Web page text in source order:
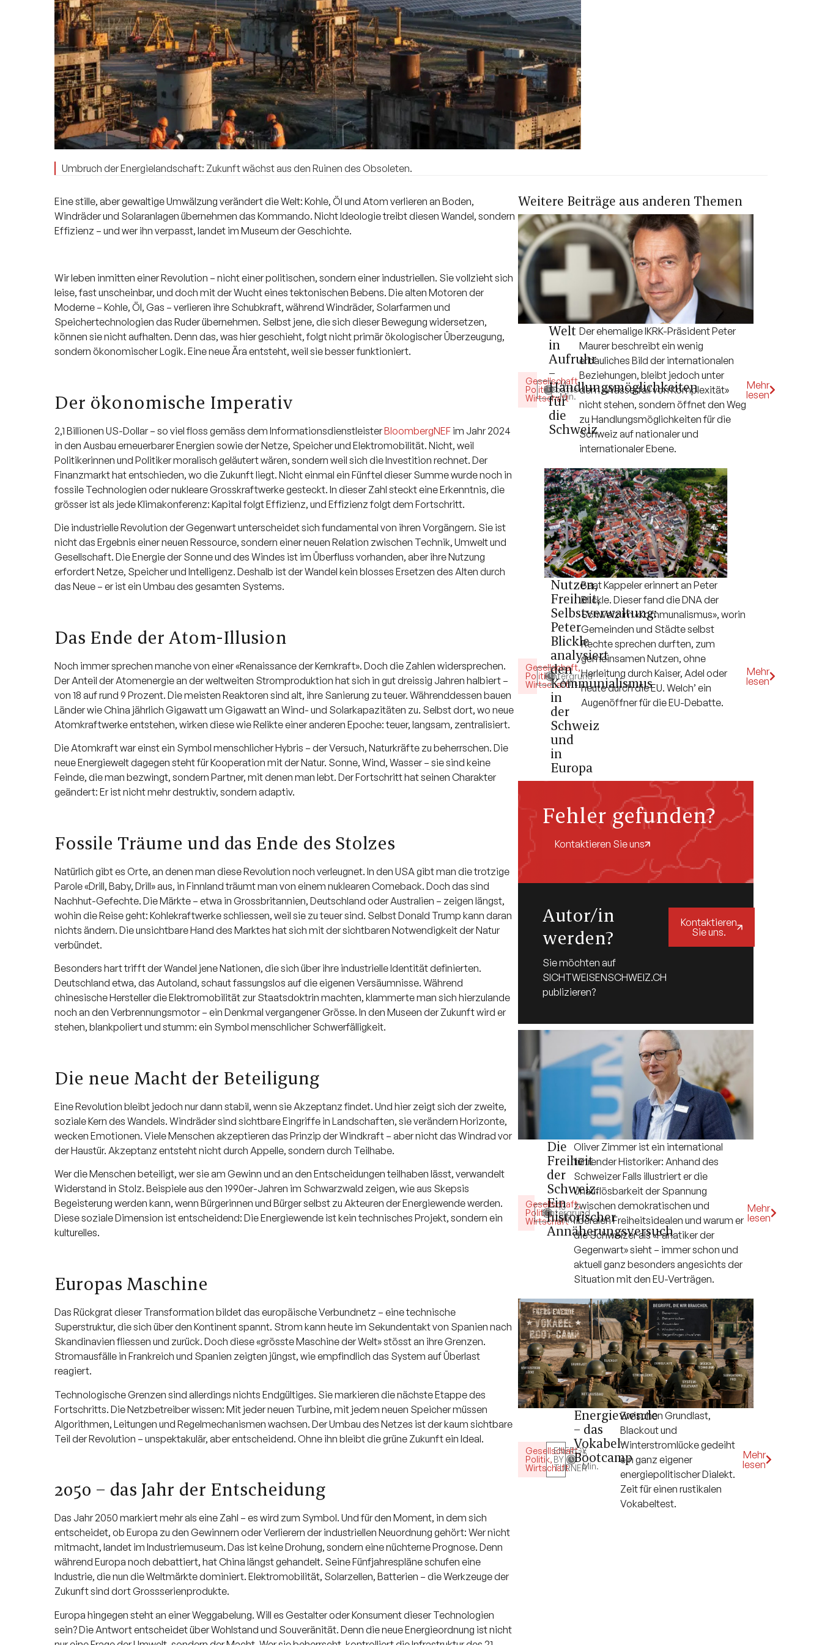
Umbruch der Energielandschaft: Zukunft wächst aus den Ruinen des Obsoleten.
Eine stille, aber gewaltige Umwälzung verändert die Welt: Kohle, Öl und Atom verlieren an Boden,
Windräder und Solaranlagen übernehmen das Kommando. Nicht Ideologie treibt diesen Wandel, sondern
Effizienz – und wer ihn verpasst, landet im Museum der Geschichte.
Wir leben inmitten einer Revolution – nicht einer politischen, sondern einer industriellen. Sie vollzieht sich
leise, fast unscheinbar, und doch mit der Wucht eines tektonischen Bebens. Die alten Motoren der
Moderne – Kohle, Öl, Gas – verlieren ihre Schubkraft, während Windräder, Solarfarmen und
Speichertechnologien das Ruder übernehmen. Selbst jene, die sich dieser Bewegung widersetzen,
können sie nicht aufhalten. Denn das, was hier geschieht, folgt nicht primär ökologischer Überzeugung,
sondern ökonomischer Logik. Eine neue Ära entsteht, weil sie besser funktioniert.
Der ökonomische Imperativ
2,1 Billionen US-Dollar – so viel floss gemäss dem InformationsdienstleisterBloombergNEF im Jahr 2024
in den Ausbau erneuerbarer Energien sowie der Netze, Speicher und Elektromobilität. Nicht, weil
Politikerinnen und Politiker moralisch geläutert wären, sondern weil sich die Investition rechnet. Der
Finanzmarkt hat entschieden, wo die Zukunft liegt. Nicht einmal ein Fünftel dieser Summe wurde noch in
fossile Technologien oder nukleare Grosskraftwerke gesteckt. In dieser Zahl steckt eine Erkenntnis, die
grösser ist als jede Klimakonferenz: Kapital folgt Effizienz, und Effizienz folgt dem Fortschritt.
Die industrielle Revolution der Gegenwart unterscheidet sich fundamental von ihren Vorgängern. Sie ist
nicht das Ergebnis einer neuen Ressource, sondern einer neuen Relation zwischen Technik, Umwelt und
Gesellschaft. Die Energie der Sonne und des Windes ist im Überfluss vorhanden, aber ihre Nutzung
erfordert Netze, Speicher und Intelligenz. Deshalb ist der Wandel kein blosses Ersetzen des Alten durch
das Neue – er ist ein Umbau des gesamten Systems.
Das Ende der Atom-Illusion
Noch immer sprechen manche von einer «Renaissance der Kernkraft». Doch die Zahlen widersprechen.
Der Anteil der Atomenergie an der weltweiten Stromproduktion hat sich in gut dreissig Jahren halbiert –
von 18 auf rund 9 Prozent. Die meisten Reaktoren sind alt, ihre Sanierung zu teuer. Währenddessen bauen
Länder wie China jährlich Gigawatt um Gigawatt an Wind- und Solarkapazitäten zu. Selbst dort, wo neue
Atomkraftwerke entstehen, wirken diese wie Relikte einer anderen Epoche: teuer, langsam, zentralisiert.
Die Atomkraft war einst ein Symbol menschlicher Hybris – der Versuch, Naturkräfte zu beherrschen. Die
neue Energiewelt dagegen steht für Kooperation mit der Natur. Sonne, Wind, Wasser – sie sind keine
Feinde, die man bezwingt, sondern Partner, mit denen man lebt. Der Fortschritt hat seinen Charakter
geändert: Er ist nicht mehr destruktiv, sondern adaptiv.
Fossile Träume und das Ende des Stolzes
Natürlich gibt es Orte, an denen man diese Revolution noch verleugnet. In den USA gibt man die trotzige
Parole «Drill, Baby, Drill» aus, in Finnland träumt man von einem nuklearen Comeback. Doch das sind
Nachhut-Gefechte. Die Märkte – etwa in Grossbritannien, Deutschland oder Australien – zeigen längst,
wohin die Reise geht: Kohlekraftwerke schliessen, weil sie zu teuer sind. Selbst Donald Trump kann daran
nichts ändern. Die unsichtbare Hand des Marktes hat sich mit der sichtbaren Notwendigkeit der Natur
verbündet.
Besonders hart trifft der Wandel jene Nationen, die sich über ihre industrielle Identität definierten.
Deutschland etwa, das Autoland, schaut fassungslos auf die eigenen Versäumnisse. Während
chinesische Hersteller die Elektromobilität zur Staatsdoktrin machten, klammerte man sich hierzulande
noch an den Verbrennungsmotor – ein Denkmal vergangener Grösse. In den Museen der Zukunft wird er
stehen, blankpoliert und stumm: ein Symbol menschlicher Schwerfälligkeit.
Die neue Macht der Beteiligung
Eine Revolution bleibt jedoch nur dann stabil, wenn sie Akzeptanz findet. Und hier zeigt sich der zweite,
soziale Kern des Wandels. Windräder sind sichtbare Eingriffe in Landschaften, sie verändern Horizonte,
wecken Emotionen. Viele Menschen akzeptieren das Prinzip der Windkraft – aber nicht das Windrad vor
der Haustür. Akzeptanz entsteht nicht durch Appelle, sondern durch Teilhabe.
Wer die Menschen beteiligt, wer sie am Gewinn und an den Entscheidungen teilhaben lässt, verwandelt
Widerstand in Stolz. Beispiele aus den 1990er-Jahren im Schwarzwald zeigen, wie aus Skepsis
Begeisterung werden kann, wenn Bürgerinnen und Bürger selbst zu Akteuren der Energiewende werden.
Diese soziale Dimension ist entscheidend: Die Energiewende ist kein technisches Projekt, sondern ein
kulturelles.
Europas Maschine
Das Rückgrat dieser Transformation bildet das europäische Verbundnetz – eine technische
Superstruktur, die sich über den Kontinent spannt. Strom kann heute im Sekundentakt von Spanien nach
Skandinavien fliessen und zurück. Doch diese «grösste Maschine der Welt» stösst an ihre Grenzen.
Stromausfälle in Frankreich und Spanien zeigten jüngst, wie empfindlich das System auf Überlast
reagiert.
Technologische Grenzen sind allerdings nichts Endgültiges. Sie markieren die nächste Etappe des
Fortschritts. Die Netzbetreiber wissen: Mit jeder neuen Turbine, mit jedem neuen Speicher müssen
Algorithmen, Leitungen und Regelmechanismen wachsen. Der Umbau des Netzes ist der kaum sichtbare
Teil der Revolution – unspektakulär, aber entscheidend. Ohne ihn bleibt die grüne Zukunft ein Ideal.
2050 – das Jahr der Entscheidung
Das Jahr 2050 markiert mehr als eine Zahl – es wird zum Symbol. Und für den Moment, in dem sich
entscheidet, ob Europa zu den Gewinnern oder Verlierern der industriellen Neuordnung gehört: Wer nicht
mitmacht, landet im Industriemuseum. Das ist keine Drohung, sondern eine nüchterne Prognose. Denn
während Europa noch debattiert, hat China längst gehandelt. Seine Fünfjahrespläne schufen eine
Industrie, die nun die Weltmärkte dominiert. Elektromobilität, Solarzellen, Batterien – die Werkzeuge der
Zukunft sind dort Grossserienprodukte.
Europa hingegen steht an einer Weggabelung. Will es Gestalter oder Konsument dieser Technologien
sein? Die Antwort entscheidet über Wohlstand und Souveränität. Denn die neue Energieordnung ist nicht
Weitere Beiträge aus anderen Themen
Gesellschaft,
Politik,
Wirtschaft
Debatte
14
Min.
Welt
in
Aufruhr
–
Handlungsmöglichkeiten
für
die
Schweiz
Der ehemalige IKRK-Präsident Peter
Maurer beschreibt ein wenig
erbauliches Bild der internationalen
Beziehungen, bleibt jedoch unter
dem «Wasserfall von Komplexität»
nicht stehen, sondern öffnet den Weg
zu Handlungsmöglichkeiten für die
Schweiz auf nationaler und
internationaler Ebene.
Mehr
lesen
Gesellschaft,
Politik,
Wirtschaft
Hintergrund
5
Min.
Nutzen,
Freiheit,
Selbstverwaltung:
Peter
Blickle
analysiert
den
Kommunialismus
in
der
Schweiz
und
in
Europa
Beat Kappeler erinnert an Peter
Blickle. Dieser fand die DNA der
Schweiz im «Kommunalismus», worin
Gemeinden und Städte selbst
Rechte sprechen durften, zum
gemeinsamen Nutzen, ohne
Herleitung durch Kaiser, Adel oder
heute durch die EU. Welch’ ein
Augenöffner für die EU-Debatte.
Mehr
lesen
Fehler gefunden?
Kontaktieren Sie uns
Autor/in
werden?
Sie möchten auf
SICHTWEISENSCHWEIZ.CH
publizieren?
Kontaktieren
Sie uns.
Gesellschaft,
Politik,
Wirtschaft
Hintergrund
13
Min.
Die
Freiheit
der
Schweiz.
Ein
historischer
Annäherungsversuch
Oliver Zimmer ist ein international
führender Historiker: Anhand des
Schweizer Falls illustriert er die
Unauflösbarkeit der Spannung
zwischen demokratischen und
liberalen Freiheitsidealen und warum er
die Schweizer als «Fanatiker der
Gegenwart» sieht – immer schon und
aktuell ganz besonders angesichts der
Situation mit den EU-Verträgen.
Mehr
lesen
Gesellschaft,
Politik,
Wirtschaft
ENERGY
BY
TURNER
5
Min.
Energiewende
– das
Vokabel-
Bootcamp
Zwischen Grundlast,
Blackout und
Winterstromlücke gedeiht
ein ganz eigener
energiepolitischer Dialekt.
Zeit für einen rustikalen
Vokabeltest.
Mehr
lesen